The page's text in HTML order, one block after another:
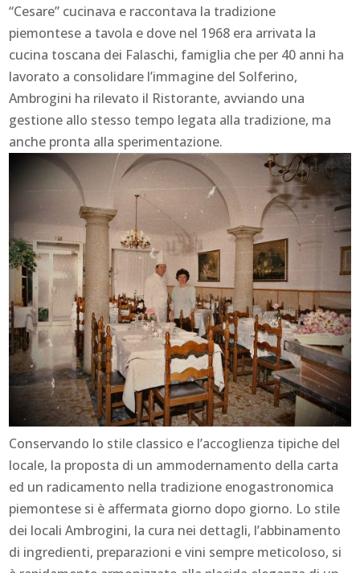
“Cesare” cucinava e raccontava la tradizione
piemontese a tavola e dove nel 1968 era arrivata la
cucina toscana dei Falaschi, famiglia che per 40 anni ha
lavorato a consolidare l’immagine del Solferino,
Ambrogini ha rilevato il Ristorante, avviando una
gestione allo stesso tempo legata alla tradizione, ma
anche pronta alla sperimentazione.
Conservando lo stile classico e l’accoglienza tipiche del
locale, la proposta di un ammodernamento della carta
ed un radicamento nella tradizione enogastronomica
piemontese si è affermata giorno dopo giorno. Lo stile
dei locali Ambrogini, la cura nei dettagli, l’abbinamento
di ingredienti, preparazioni e vini sempre meticoloso, si